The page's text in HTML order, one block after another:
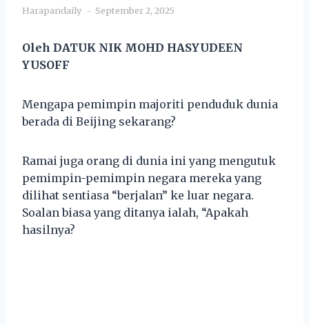
Harapandaily September 2, 2025
Oleh DATUK NIK MOHD HASYUDEEN
YUSOFF
Mengapa pemimpin majoriti penduduk dunia
berada di Beijing sekarang?
Ramai juga orang di dunia ini yang mengutuk
pemimpin-pemimpin negara mereka yang
dilihat sentiasa “berjalan” ke luar negara.
Soalan biasa yang ditanya ialah, “Apakah
hasilnya?